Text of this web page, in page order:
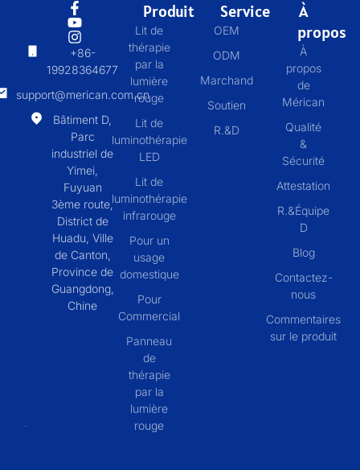
+86-
19928364677
support@merican.com.cn
Bâtiment D,
Parc
industriel de
Yimei,
Fuyuan
3ème route,
District de
Huadu, Ville
de Canton,
Province de
Guangdong,
Chine
Produit
Lit de
thérapie
par la
lumière
rouge
Lit de
luminothérapie
LED
Lit de
luminothérapie
infrarouge
Pour un
usage
domestique
Pour
Commercial
Panneau
de
thérapie
par la
lumière
rouge
Service
OEM
ODM
Marchand
Soutien
R.&D
À
propos
À
propos
de
Mérican
Qualité
&
Sécurité
Attestation
R.&Équipe
D
Blog
Contactez-
nous
Commentaires
sur le produit